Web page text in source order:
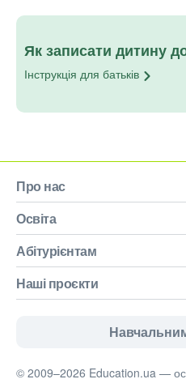
Як записати дитину
Інструкція для батьків
Про нас
Освіта
Абітурієнтам
Наші проєкти
© 2009–2026 Education.ua —